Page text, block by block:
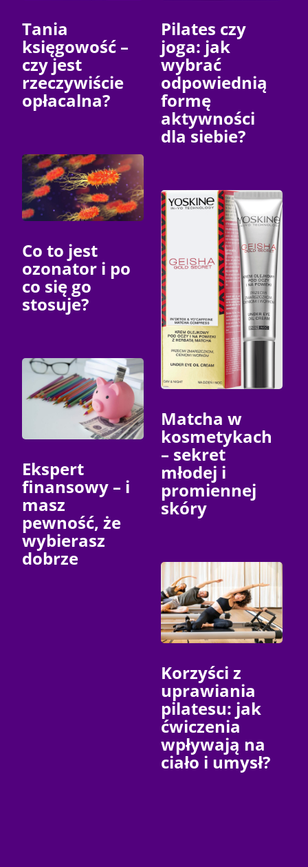
Tania
księgowość –
czy jest
rzeczywiście
opłacalna?
Co to jest
ozonator i po
co się go
stosuje?
Ekspert
finansowy – i
masz
pewność, że
wybierasz
dobrze
Pilates czy
joga: jak
wybrać
odpowiednią
formę
aktywności
dla siebie?
Matcha w
kosmetykach
– sekret
młodej i
promiennej
skóry
Korzyści z
uprawiania
pilatesu: jak
ćwiczenia
wpływają na
ciało i umysł?